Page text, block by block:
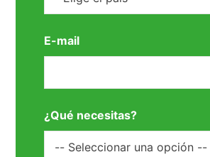
E-mail
¿Qué necesitas?